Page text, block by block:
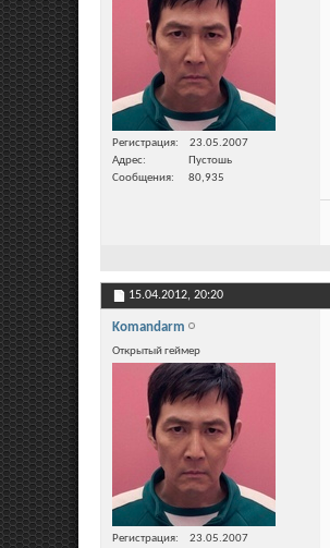
Регистрация
23.05.2007
Адрес
Пустошь
Сообщения
80,935
15.04.2012, 20:20
Komandarm
Открытый геймер
Регистрация
23.05.2007